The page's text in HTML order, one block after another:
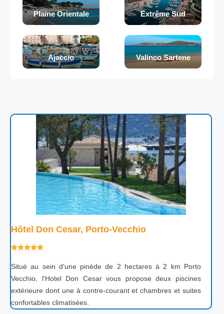
Plaine Orientale Extrême Sud
Ajaccio Valinco Sartene
Hôtel Don Cesar, Porto-Vecchio
Situé au sein d'une pinède de 2 hectares à 2 km Porto
Vecchio, l'Hotel Don Cesar vous propose deux piscines
extérieure dont une à contre-courant et chambres et suites
confortables climatisées.